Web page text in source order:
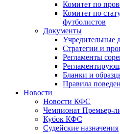
Комитет по
Комитет по
футболистов
Документы
Учредительные
Стратегии и
Регламенты
Бланки и
Правила
Новости
Новости КФС
Чемпионат Премьер-
Кубок КФС
Судейские назначения